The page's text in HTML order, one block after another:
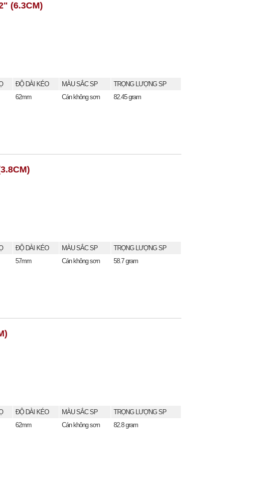
(6.3CM)
ĐỘ DÀI KÉO MÀU SẮC SP
TRỌNG LƯỢNG SP
62mm Cán không sơn 82.45 gram
ĐỘ DÀI KÉO MÀU SẮC SP
TRỌNG LƯỢNG SP
57mm Cán không sơn 58.7 gram
ĐỘ DÀI KÉO MÀU SẮC SP
TRỌNG LƯỢNG SP
62mm Cán không sơn 82.8 gram